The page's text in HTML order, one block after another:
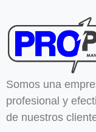
Somos una
profesional y
de nuestros